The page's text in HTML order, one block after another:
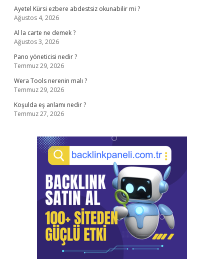
Ayetel Kürsi ezbere abdestsiz okunabilir mi ?
Ağustos 4, 2026
Al la carte ne demek ?
Ağustos 3, 2026
Pano yöneticisi nedir ?
Temmuz 29, 2026
Wera Tools nerenin malı ?
Temmuz 29, 2026
Koşulda eş anlamı nedir ?
Temmuz 27, 2026